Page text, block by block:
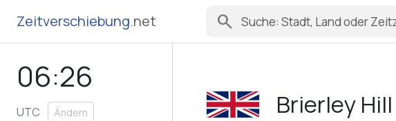
Zeitverschiebung.net search
06:26
UTC Ändern Brierley Hill